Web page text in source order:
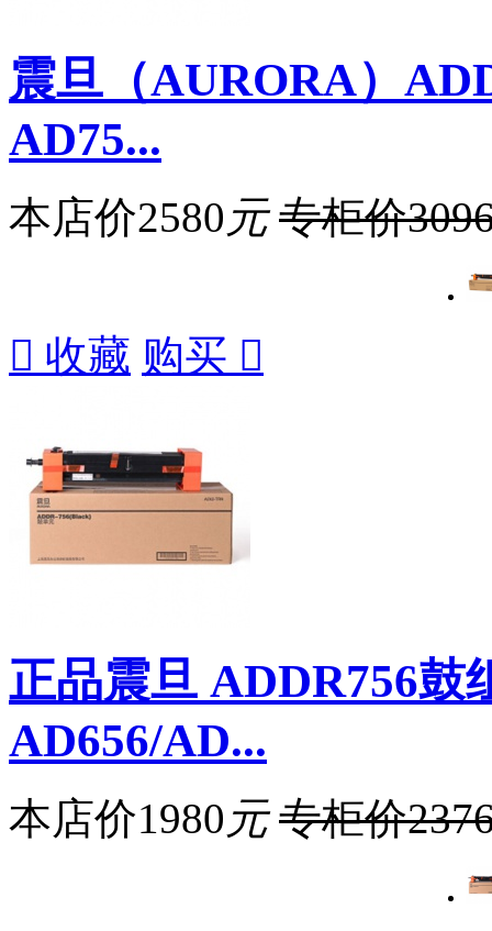
震旦（AURORA）
AD75...
本店价2580 元 专柜价
 收藏 购买 
正品震旦 ADDR756鼓
AD656/AD...
本店价1980 元 专柜价